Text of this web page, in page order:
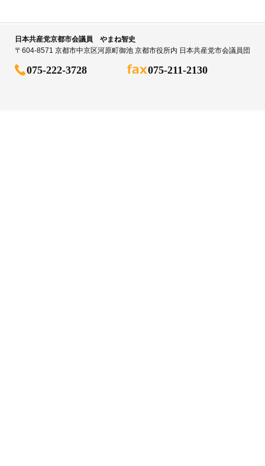
日本共産党京都市会議員 やまね智史
〒604-8571 京都市中京区河原町御池 京都市役所内 日本共産党市会議員団
075-222-3728 075-211-2130